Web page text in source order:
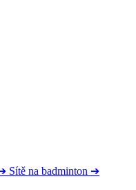
Sítě na badminton ➔